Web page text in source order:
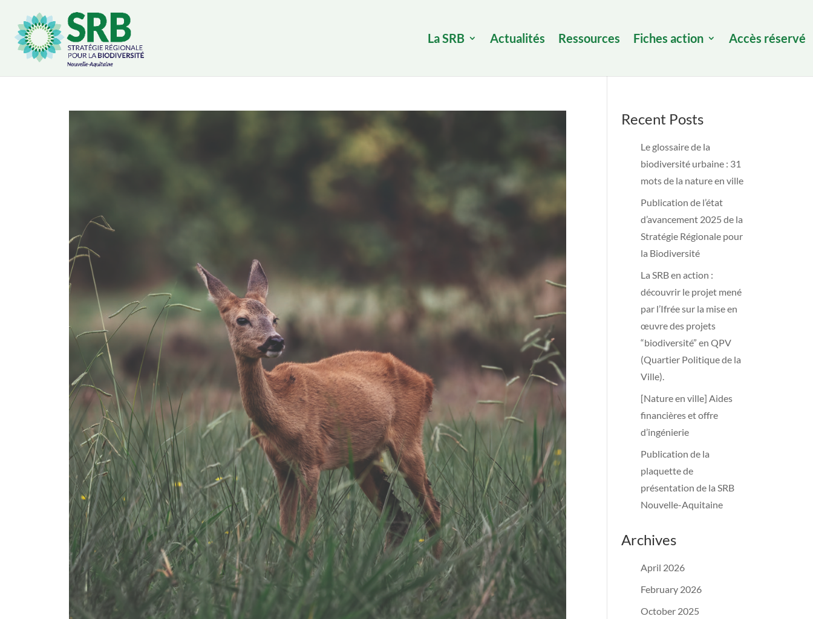
La SRB Actualités Ressources Fiches action Accès réservé
Recent Posts
Le glossaire de la
biodiversité urbaine : 31
mots de la nature en ville
Publication de l’état
d’avancement 2025 de la
Stratégie Régionale pour
la Biodiversité
La SRB en action :
découvrir le projet mené
par l’Ifrée sur la mise en
œuvre des projets
“biodiversité” en QPV
(Quartier Politique de la
Ville).
[Nature en ville] Aides
financières et offre
d’ingénierie
Publication de la
plaquette de
présentation de la SRB
Nouvelle-Aquitaine
Archives
April 2026
February 2026
October 2025